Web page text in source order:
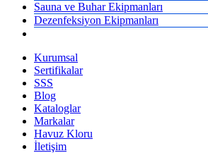
Sauna ve Buhar Ekipmanları
Dezenfeksiyon Ekipmanları
Kurumsal
Sertifikalar
SSS
Blog
Kataloglar
Markalar
Havuz Kloru
İletişim